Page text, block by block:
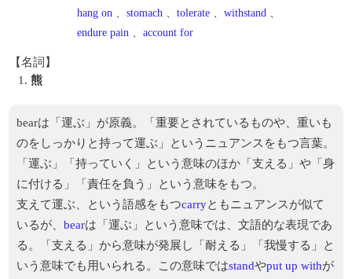
hang on 、 stomach 、 tolerate 、 withstand 、
endure pain 、 account for
【名詞】
1. 熊
bearは「運ぶ」が原義。「重要とされているものや、重いも
のをしっかりと持って運ぶ」というニュアンスをもつ言葉。
「運ぶ」「持っていく」という意味のほか「支える」や「身
に付ける」「責任を負う」という意味をもつ。
支えて運ぶ、という語感をもつcarryともニュアンスが似て
いるが、 bearは「運ぶ」という意味では、文語的な表現であ
る。「支える」から意味が発展し「耐える」「我慢する」と
いう意味でも用いられる。この意味ではstandやput up withが